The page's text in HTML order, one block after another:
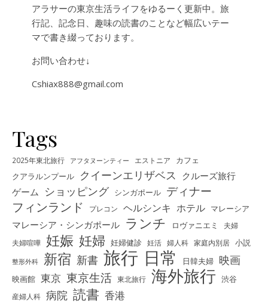
アラサーの東京生活ライフをゆるーく更新中。旅
行記、記念日、趣味の読書のことなど幅広いテー
マで書き綴っております。
お問い合わせ↓
Cshiax888@gmail.com
Tags
2025年東北旅行 アフタヌーンティー エストニア カフェ
クアラルンプール クイーンエリザベス
クルーズ旅行
ゲーム ショッピング シンガポール ディナー
フィンランド プレコン ヘルシンキ ホテル マレーシア
マレーシア・シンガポール ランチ ロヴァニエミ
夫婦
夫婦喧嘩 妊娠 妊婦 妊婦健診 妊活 婦人科 家庭内別居 小説
整形外科 新宿 新書 旅行 日常 日韓夫婦 映画
映画館 東京 東京生活 東北旅行 海外旅行 渋谷
産婦人科 病院 読書 香港